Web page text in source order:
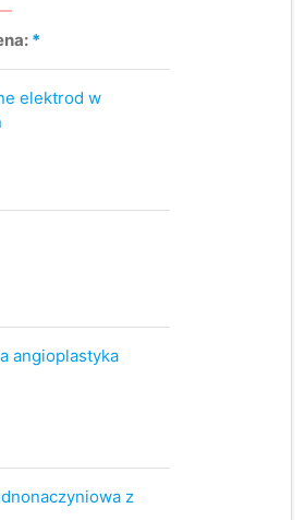
*
elektrod w
angioplastyka
z